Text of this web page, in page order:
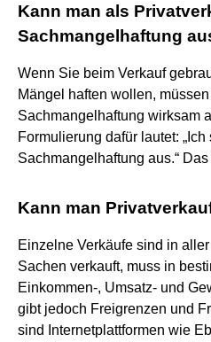
Kann man als
Sachmangelhaftung
Wenn Sie beim Verkauf
Mängel haften wollen,
Sachmangelhaftung wirksam
Formulierung dafür lautet:
Sachmangelhaftung aus.“
Kann man
Einzelne Verkäufe sind in
Sachen verkauft, muss in
Einkommen-, Umsatz- und
gibt jedoch Freigrenzen und
sind Internetplattformen wie